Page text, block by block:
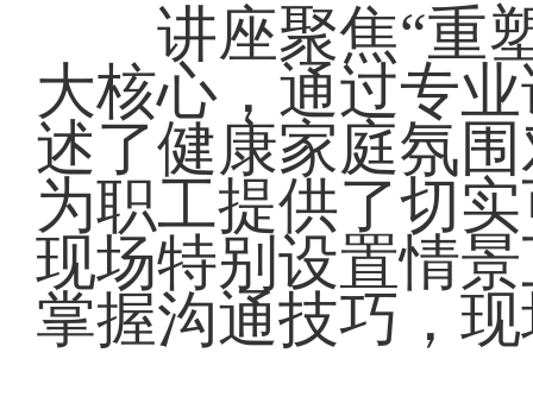
讲座聚焦“重塑
大核心，通过专
述了健康家庭氛
为职工提供了切
现场特别设置情
掌握沟通技巧，